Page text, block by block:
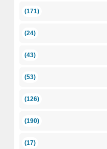
(171)
(24)
(43)
(53)
(126)
(190)
(17)